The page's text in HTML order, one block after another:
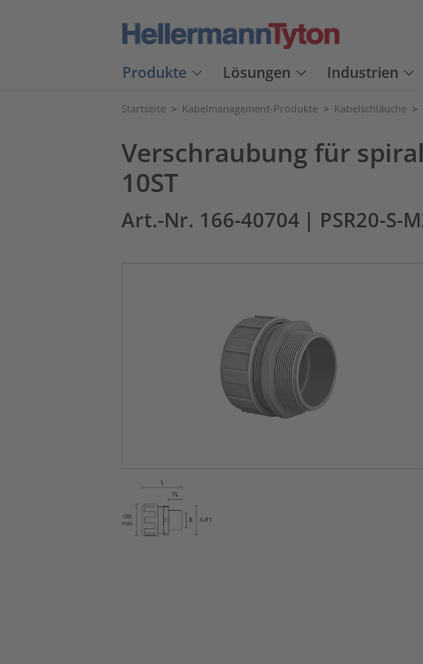
Produkte Lösungen Industrien
Startseite > Kabelmanagement-Produkte > Kabelschläuche >
Verschraubung für
10ST
Art.-Nr. 166-40704 | PSR20-S-